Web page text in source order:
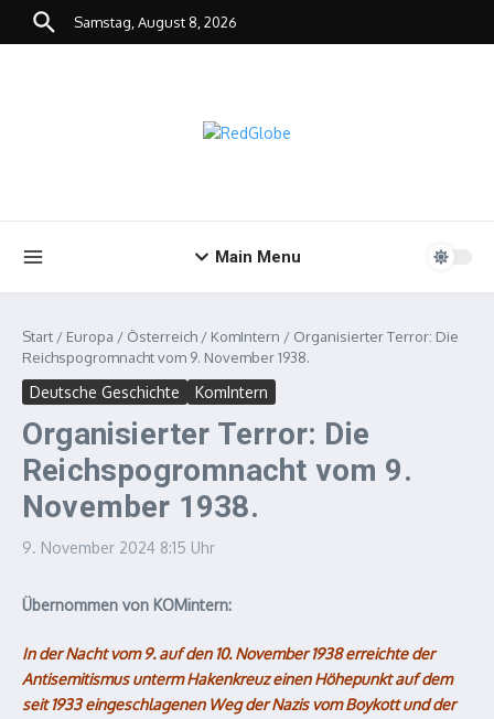
Zum Inhalt springen
Samstag, August 8, 2026
Main Menu
Start / Europa / Österreich / KomIntern / Organisierter Terror: Die
Reichspogromnacht vom 9. November 1938.
Deutsche Geschichte KomIntern
Organisierter Terror: Die
Reichspogromnacht vom 9.
November 1938.
9. November 2024 8:15 Uhr
Übernommen von KOMintern:
In der Nacht vom 9. auf den 10. November 1938 erreichte der
Antisemitismus unterm Hakenkreuz einen Höhepunkt auf dem
seit 1933 eingeschlagenen Weg der Nazis vom Boykott und der